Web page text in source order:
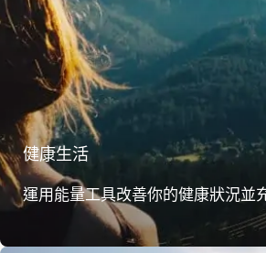
健康生活
運用能量工具改善你的健康狀況並